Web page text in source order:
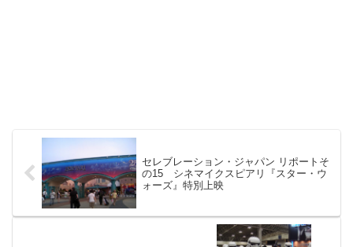
セレブレーション・ジャパン リポートそ
の15 シネマイクスピアリ『スター・ウ
ォーズ』特別上映